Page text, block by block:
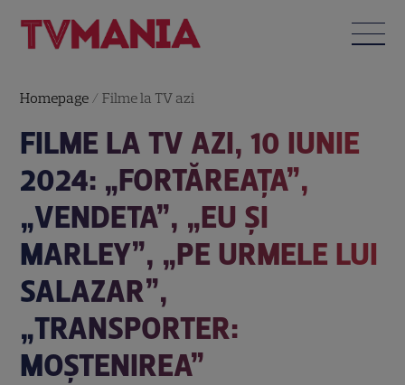
Homepage /Filme la TV azi
FILME LA TV AZI, 10 IUNIE
2024: „FORTĂREAȚA”,
„VENDETA”, „EU ȘI
MARLEY”, „PE URMELE LUI
SALAZAR”,
„TRANSPORTER:
MOȘTENIREA”